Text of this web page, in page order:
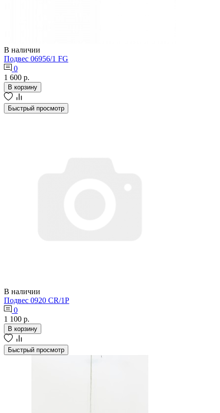
В наличии
Подвес 06956/1 FG
0
1 600 р.
В корзину
Быстрый просмотр
В наличии
Подвес 0920 СR/1Р
0
1 100 р.
В корзину
Быстрый просмотр